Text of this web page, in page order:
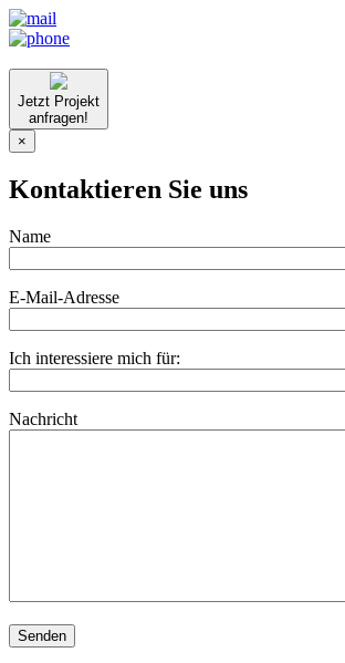
Jetzt Projekt
anfragen!
×
Kontaktieren Sie uns
Name
E-Mail-Adresse
Ich interessiere mich für:
Nachricht